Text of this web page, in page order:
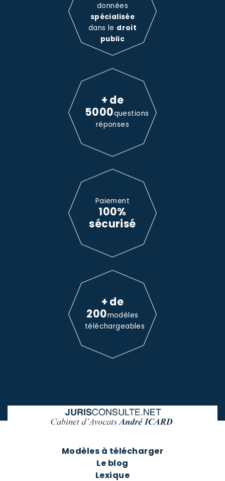
données
spécialisée
dans le droit
public
+ de
5000questions
réponses
Paiement
100%
sécurisé
+ de
200modèles
téléchargeables
Modèles à télécharger
Le blog
Lexique